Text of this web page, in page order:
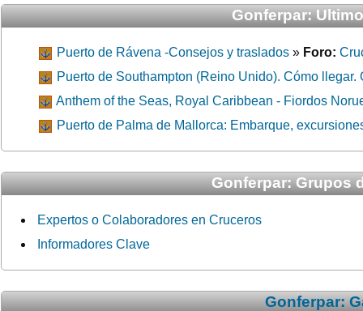
Gonferpar:
Puerto de Rávena -Consejos y traslados » Foro:
Puerto de Southampton (Reino Unido). Cómo llegar.
Anthem of the Seas, Royal Caribbean - Fiordos
Puerto de Palma de Mallorca: Embarque,
Gonferpar: Grupos
Expertos o Colaboradores en Cruceros
Informadores Clave
Gonferpar: